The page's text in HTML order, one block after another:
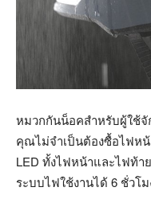
หมวกกันน็อคสำหรับผู้ใช้
คุณไม่จำเป็นต้องซื้อไฟห
LED ทั้งไฟหน้าและไฟท้
ระบบไฟใช้งานได้ 6 ชั่วโ